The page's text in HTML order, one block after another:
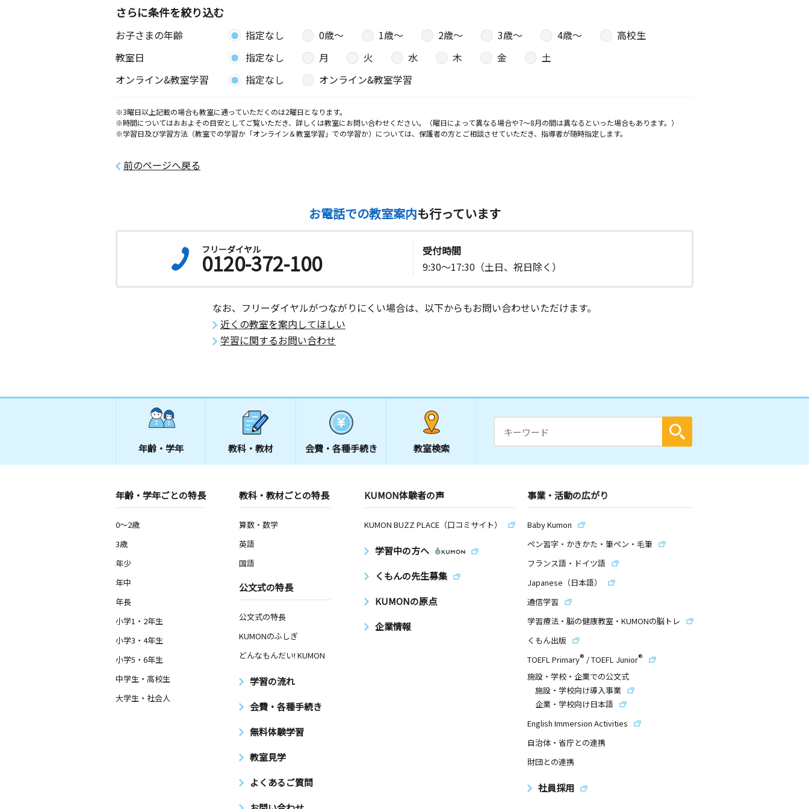
さらに条件を絞り込む
お子さまの年齢 指定なし 0歳〜 1歳〜 2歳〜 3歳〜 4歳〜
高校生
教室日
指定なし 月 火 水 木 金
土
オンライン&教室学習
指定なし オンライン&教室学習
※3曜日以上記載の場合も教室に通っていただくのは2曜日となります。
※時間についてはおおよその目安としてご覧いただき、詳しくは教室にお問い合わせください。（曜日によって異なる場合や7～8月の間は異なるといった場合もあります。）
※学習日及び学習方法（教室での学習か「オンライン＆教室学習」での学習か）については、保護者の方とご相談させていただき、指導者が随時指定します。
前のページへ戻る
お電話での教室案内も行っています
フリーダイヤル
0120-372-100
受付時間
9:30～17:30（土日、祝日除く）
なお、フリーダイヤルがつながりにくい場合は、以下からもお問い合わせいただけます。
近くの教室を案内してほしい
学習に関するお問い合わせ
年齢・学年 教科・教材 会費・ 各種手続き 教室検索
年齢・学年ごとの特長
0～2歳
3歳
年少
年中
年長
小学1・2年生
小学3・4年生
小学5・6年生
中学生・高校生
大学生・社会人
教科・教材ごとの特長
算数・数学
英語
国語
公文式の特長
公文式の特長
KUMONのふしぎ
どんなもんだい! KUMON
学習の流れ
会費・各種手続き
無料体験学習
教室見学
よくあるご質問
KUMON体験者の声
KUMON BUZZ PLACE（口コミサイト）
学習中の方へ
くもんの先生募集
KUMONの原点
企業情報
事業・活動の広がり
Baby Kumon
ペン習字・かきかた・筆ペン・毛筆
フランス語・ドイツ語
Japanese（日本語）
通信学習
学習療法・脳の健康教室・KUMONの脳トレ
くもん出版
TOEFL Primary® /TOEFL Junior®
施設・学校・企業での公文式
施設・学校向け導入事業
企業・学校向け日本語
English Immersion Activities
自治体・省庁との連携
財団との連携
社員採用